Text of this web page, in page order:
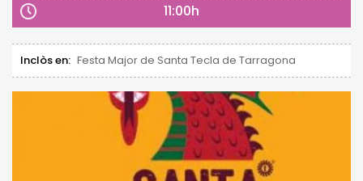
11:00h
Inclòs en: Festa Major de Santa Tecla de Tarragona